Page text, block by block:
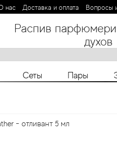
нас Доставка и оплата Вопросы
X Y Z
Распив
духов
Сеты Пары
- отливант 5 мл